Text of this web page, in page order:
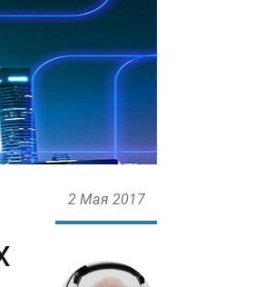
2 Мая 2017